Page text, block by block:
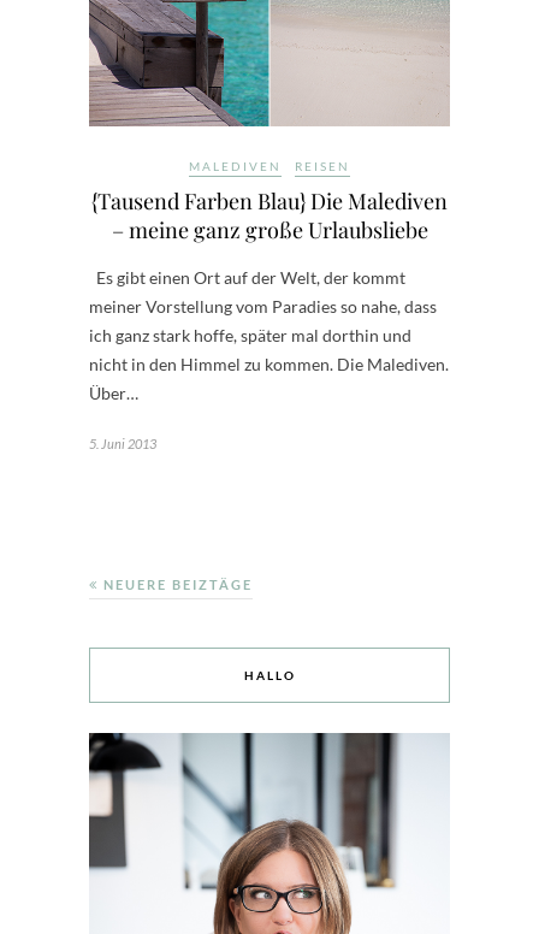
MALEDIVEN REISEN
{Tausend Farben Blau} Die Malediven
– meine ganz große Urlaubsliebe
Es gibt einen Ort auf der Welt, der kommt
meiner Vorstellung vom Paradies so nahe, dass
ich ganz stark hoffe, später mal dorthin und
nicht in den Himmel zu kommen. Die Malediven.
Über…
5. Juni 2013
NEUERE BEIZTÄGE
HALLO